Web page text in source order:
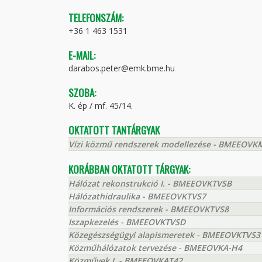
TELEFONSZÁM:
+36 1 463 1531
E-MAIL:
darabos.peter@emk.bme.hu
SZOBA:
K. ép / mf. 45/14.
OKTATOTT TANTÁRGYAK
Vízi közmű rendszerek modellezése -
KORÁBBAN OKTATOTT TÁRGYAK:
Hálózat rekonstrukció I. - BMEEOVKTVSB
Hálózathidraulika - BMEEOVKTVS7
Információs rendszerek - BMEEOVKTVS8
Iszapkezelés - BMEEOVKTVSD
Közegészségügyi alapismeretek - BMEEOVKTVS3
Közműhálózatok tervezése - BMEEOVKA-H4